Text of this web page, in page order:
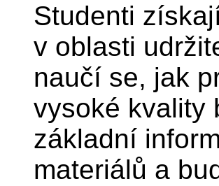
Studenti
v oblasti
naučí se, jak
vysoké kvality
základní
materiálů a